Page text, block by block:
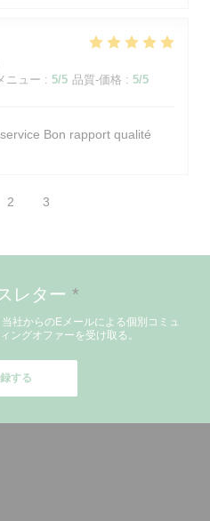
ニュー : 5/5 品質-価格 : 5/5
Bon rapport qualité
2 3
レター *
社からのEメールによる個別コミュ
ングオファーを受け取る。
する
で開きます))